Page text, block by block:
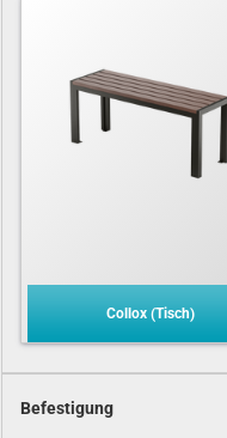
Collox (Tisch)
Befestigung